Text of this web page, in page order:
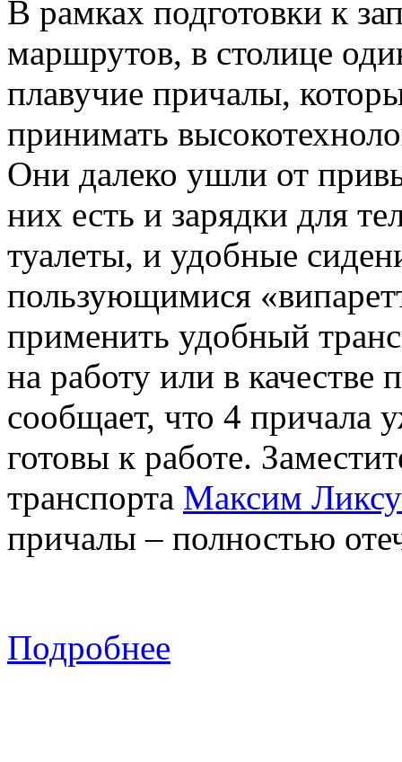
В рамках подготовки к
маршрутов, в столице
плавучие причалы,
принимать
Они далеко ушли от
них есть и зарядки для
туалеты, и удобные
пользующимися
применить удобный
на работу или в качестве
сообщает, что 4 причала
готовы к работе.
транспорта Максим
причалы – полностью
Подробнее